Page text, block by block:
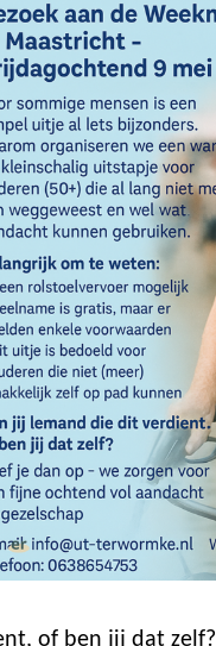
of ben jij dat zelf?